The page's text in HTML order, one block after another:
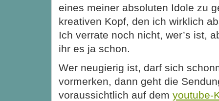
eines meiner absoluten Idole zu
kreativen Kopf, den ich wirklich
Ich verrate noch nicht, wer’s ist,
ihr es ja schon.
Wer neugierig ist, darf sich
vormerken, dann geht die
voraussichtlich auf dem youtube-